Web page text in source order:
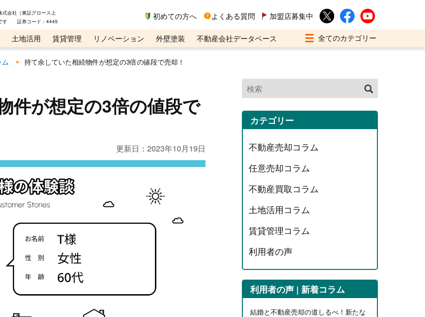
式会社（東証グロース上
す 証券コード：4445
初めての方へ よくある質問 加盟店募集中
土地活用 賃貸管理 リノベーション 外壁塗装
不動産会社データベース
ン講座 リビンマガジンBiz
ム 持て余していた相続物件が想定の3倍の値段で売却！
件が想定の3倍の値段で
更新日： 2023年10月19日
カテゴリー
不動産売却コラム
任意売却コラム
不動産買取コラム
土地活用コラム
賃貸管理コラム
利用者の声
利用者の声 | 新着コラム
結婚と不動産売却の道しるべ！新たな